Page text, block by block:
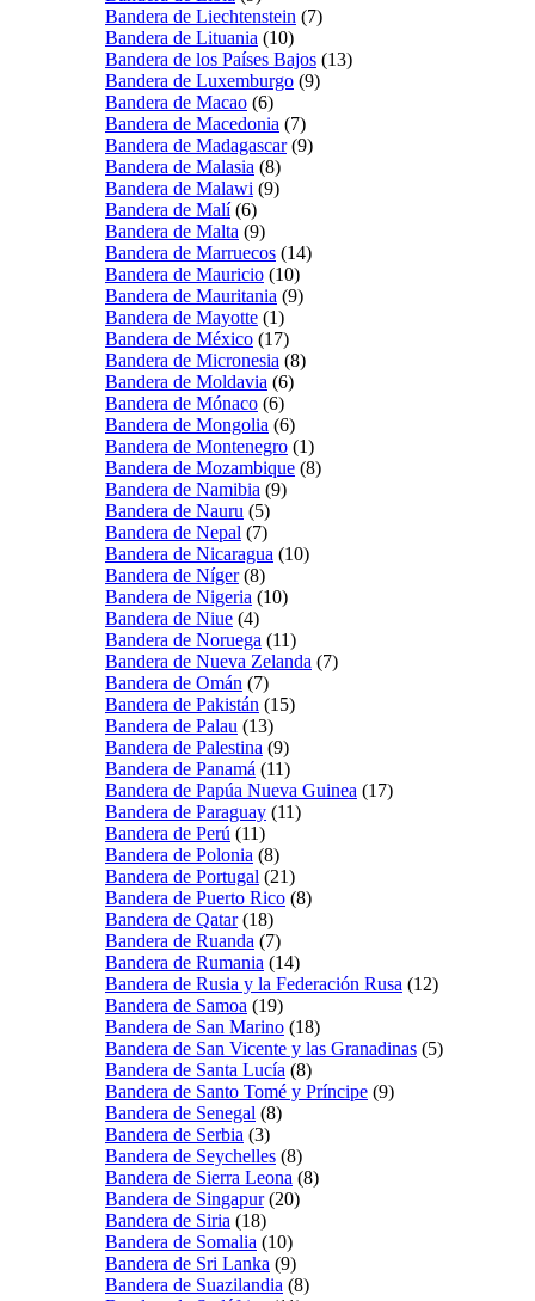
Bandera de Liechtenstein (7)
Bandera de Lituania (10)
Bandera de los Países Bajos (13)
Bandera de Luxemburgo (9)
Bandera de Macao (6)
Bandera de Macedonia (7)
Bandera de Madagascar (9)
Bandera de Malasia (8)
Bandera de Malawi (9)
Bandera de Malí (6)
Bandera de Malta (9)
Bandera de Marruecos (14)
Bandera de Mauricio (10)
Bandera de Mauritania (9)
Bandera de Mayotte (1)
Bandera de México (17)
Bandera de Micronesia (8)
Bandera de Moldavia (6)
Bandera de Mónaco (6)
Bandera de Mongolia (6)
Bandera de Montenegro (1)
Bandera de Mozambique (8)
Bandera de Namibia (9)
Bandera de Nauru (5)
Bandera de Nepal (7)
Bandera de Nicaragua (10)
Bandera de Níger (8)
Bandera de Nigeria (10)
Bandera de Niue (4)
Bandera de Noruega (11)
Bandera de Nueva Zelanda (7)
Bandera de Omán (7)
Bandera de Pakistán (15)
Bandera de Palau (13)
Bandera de Palestina (9)
Bandera de Panamá (11)
Bandera de Papúa Nueva Guinea (17)
Bandera de Paraguay (11)
Bandera de Perú (11)
Bandera de Polonia (8)
Bandera de Portugal (21)
Bandera de Puerto Rico (8)
Bandera de Qatar (18)
Bandera de Ruanda (7)
Bandera de Rumania (14)
Bandera de Rusia y la Federación Rusa (12)
Bandera de Samoa (19)
Bandera de San Marino (18)
Bandera de San Vicente y las Granadinas (5)
Bandera de Santa Lucía (8)
Bandera de Santo Tomé y Príncipe (9)
Bandera de Senegal (8)
Bandera de Serbia (3)
Bandera de Seychelles (8)
Bandera de Sierra Leona (8)
Bandera de Singapur (20)
Bandera de Siria (18)
Bandera de Somalia (10)
Bandera de Sri Lanka (9)
Bandera de Suazilandia (8)